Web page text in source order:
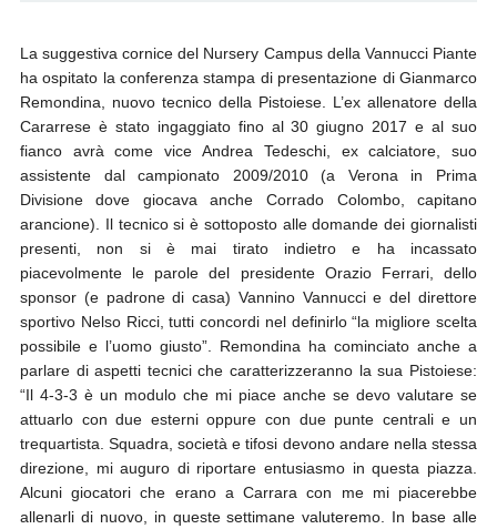
La suggestiva cornice del Nursery Campus della Vannucci Piante
ha ospitato la conferenza stampa di presentazione di Gianmarco
Remondina, nuovo tecnico della Pistoiese. L’ex allenatore della
Cararrese è stato ingaggiato fino al 30 giugno 2017 e al suo
fianco avrà come vice Andrea Tedeschi, ex calciatore, suo
assistente dal campionato 2009/2010 (a Verona in Prima
Divisione dove giocava anche Corrado Colombo, capitano
arancione). Il tecnico si è sottoposto alle domande dei giornalisti
presenti, non si è mai tirato indietro e ha incassato
piacevolmente le parole del presidente Orazio Ferrari, dello
sponsor (e padrone di casa) Vannino Vannucci e del direttore
sportivo Nelso Ricci, tutti concordi nel definirlo “la migliore scelta
possibile e l’uomo giusto”. Remondina ha cominciato anche a
parlare di aspetti tecnici che caratterizzeranno la sua Pistoiese:
“Il 4-3-3 è un modulo che mi piace anche se devo valutare se
attuarlo con due esterni oppure con due punte centrali e un
trequartista. Squadra, società e tifosi devono andare nella stessa
direzione, mi auguro di riportare entusiasmo in questa piazza.
Alcuni giocatori che erano a Carrara con me mi piacerebbe
allenarli di nuovo, in queste settimane valuteremo. In base alle